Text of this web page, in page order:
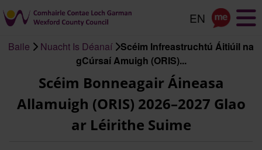
an
príomhábhar
Baile Nuacht Is Déanaí
Scéim Infreastruchtú Áitiúil na
gCúrsaí Amuigh (ORIS)...
Scéim Bonneagair Áineasa
Allamuigh (ORIS) 2026–2027 Glao
ar Léirithe Suime